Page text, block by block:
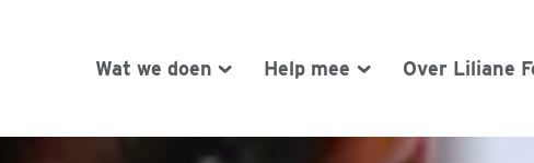
Wat we doen Help mee Over Liliane